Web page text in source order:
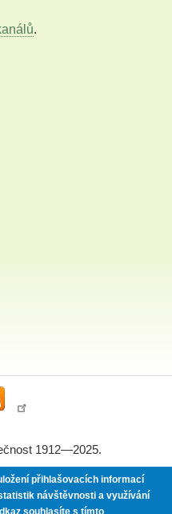
.
1912—2025.
přihlašovacích informací
návštěvnosti a využívání
souhlasíte s tímto